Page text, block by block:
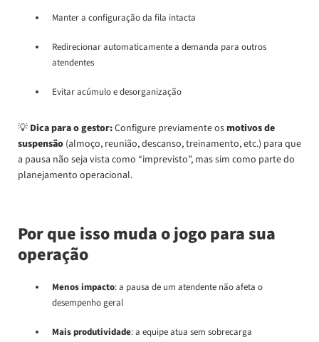
Manter a configuração da fila intacta
Redirecionar automaticamente a demanda para outros
atendentes
Evitar acúmulo e desorganização
💡 Dica para o gestor:Configure previamente osmotivos de
suspensão (almoço, reunião, descanso, treinamento, etc.) para que
a pausa não seja vista como “imprevisto”, mas sim como parte do
planejamento operacional.
Por que isso muda o jogo para sua
operação
Menos impacto: a pausa de um atendente não afeta o
desempenho geral
Mais produtividade: a equipe atua sem sobrecarga